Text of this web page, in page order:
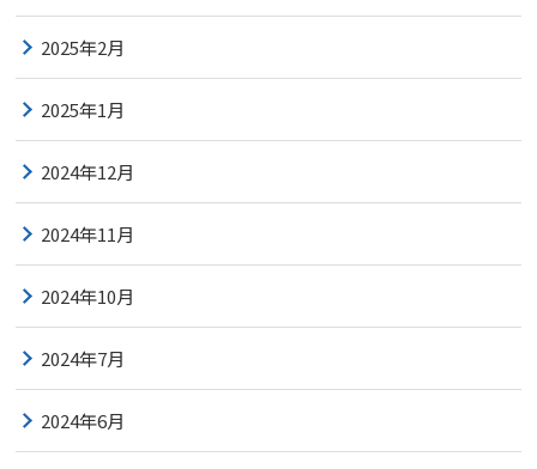
2025年2月
2025年1月
2024年12月
2024年11月
2024年10月
2024年7月
2024年6月